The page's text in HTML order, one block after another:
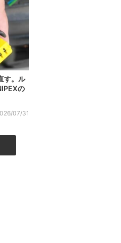
す。ル
の
07/31